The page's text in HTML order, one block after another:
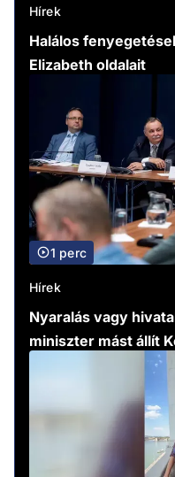
Hírek
Halálos
Elizabeth oldalait
1 perc
Hírek
Nyaralás vagy
miniszter mást állít